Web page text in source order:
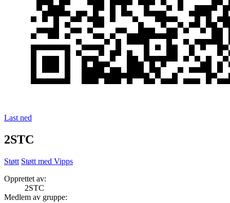
Last ned
2STC
Støtt Støtt med Vipps
Opprettet av:
2STC
Medlem av gruppe: